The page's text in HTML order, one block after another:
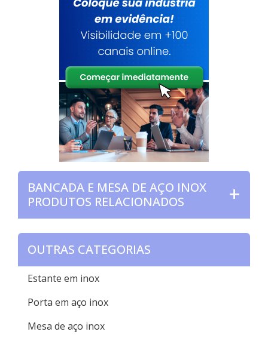
BANCADA E MESA DE AÇO INOX
PRODUTOS RELACIONADOS
OUTRAS CATEGORIAS
Estante em inox
Porta em aço inox
Mesa de aço inox